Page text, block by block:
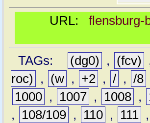
URL: flensburg-
TAGs: (dg0) , (fcv)
roc)
, (w , +2 , / , /8
1000 , 1007 , 1008 ,
,
108/109 , 110 , 111 ,